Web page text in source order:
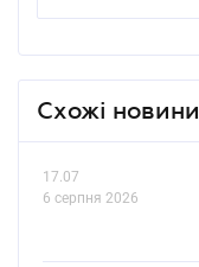
Схожі новини
17.07
6 серпня 2026